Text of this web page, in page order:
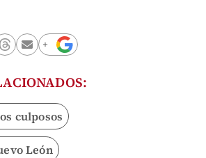
culposos
León